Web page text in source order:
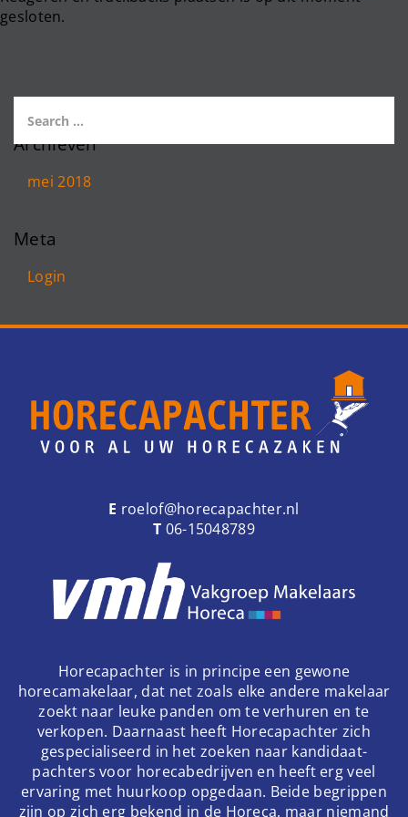
gesloten.
Archieven
mei 2018
Meta
Login
E roelof@horecapachter.nl
T 06-15048789
Horecapachter is in principe een gewone
horecamakelaar, dat net zoals elke andere makelaar
zoekt naar leuke panden om te verhuren en te
verkopen. Daarnaast heeft Horecapachter zich
gespecialiseerd in het zoeken naar kandidaat-
pachters voor horecabedrijven en heeft erg veel
ervaring met huurkoop opgedaan. Beide begrippen
zijn op zich erg bekend in de Horeca, maar niemand